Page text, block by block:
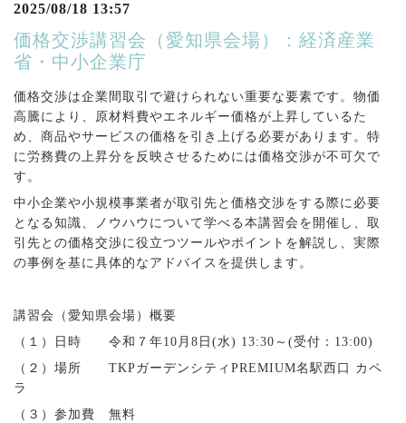
2025/08/18 13:57
価格交渉講習会（愛知県会場）：経済産業
省・中小企業庁
価格交渉は企業間取引で避けられない重要な要素です。物価
高騰により、原材料費やエネルギー価格が上昇しているた
め、商品やサービスの価格を引き上げる必要があります。特
に労務費の上昇分を反映させるためには価格交渉が不可欠で
す。
中小企業や小規模事業者が取引先と価格交渉をする際に必要
となる知識、ノウハウについて学べる本講習会を開催し、取
引先との価格交渉に役立つツールやポイントを解説し、実際
の事例を基に具体的なアドバイスを提供します。
講習会（愛知県会場）概要
（１）日時 令和７年10 月 8 日 (水) 13:30 ～ (受付： 13:00)
（２）場所 TKPガーデンシティ PREMIUM名駅西口 カペ
ラ
（３）参加費 無料